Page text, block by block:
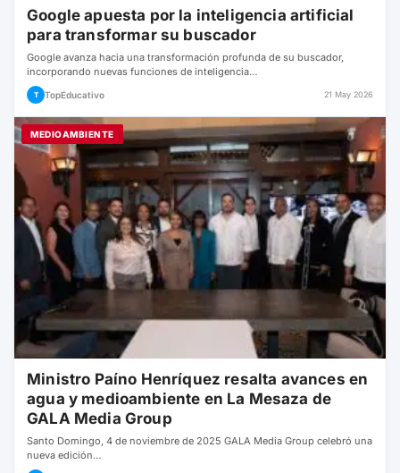
Google apuesta por la inteligencia artificial
para transformar su buscador
Google avanza hacia una transformación profunda de su buscador,
incorporando nuevas funciones de inteligencia…
T TopEducativo 21 May 2026
MEDIOAMBIENTE
Ministro Paíno Henríquez resalta avances en
agua y medioambiente en La Mesaza de
GALA Media Group
Santo Domingo, 4 de noviembre de 2025 GALA Media Group celebró una
nueva edición…